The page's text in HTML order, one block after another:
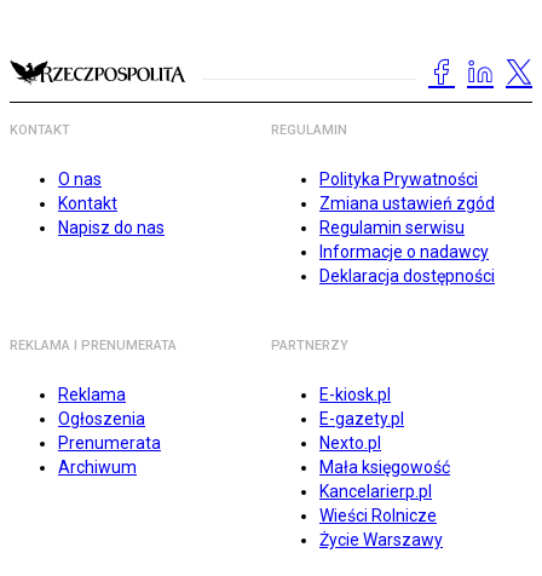
KONTAKT
O nas
Kontakt
Napisz do nas
REGULAMIN
Polityka Prywatności
Zmiana ustawień zgód
Regulamin serwisu
Informacje o nadawcy
Deklaracja dostępności
REKLAMA I PRENUMERATA
Reklama
Ogłoszenia
Prenumerata
Archiwum
PARTNERZY
E-kiosk.pl
E-gazety.pl
Nexto.pl
Mała księgowość
Kancelarierp.pl
Wieści Rolnicze
Życie Warszawy